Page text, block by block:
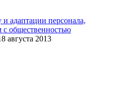
адаптации персонала,
с общественностью
августа 2013